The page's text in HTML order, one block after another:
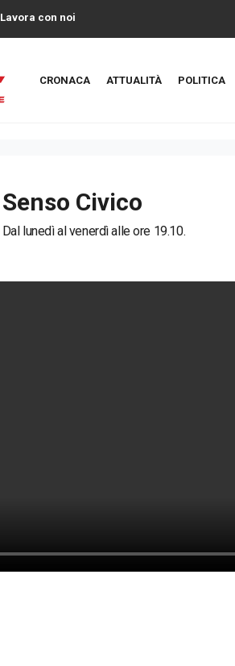
Lavora con noi
CRONACA ATTUALITÀ POLITICA
Senso Civico
Dal lunedì al venerdì alle ore 19.10.